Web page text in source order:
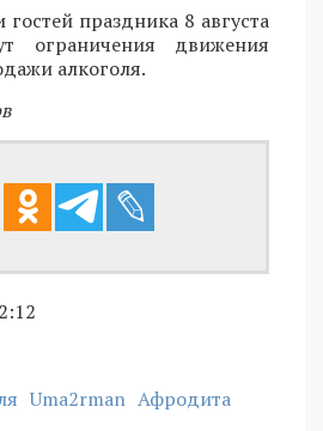
гостей праздника 8 августа
ограничения движения
алкоголя.
Uma2rman Афродита